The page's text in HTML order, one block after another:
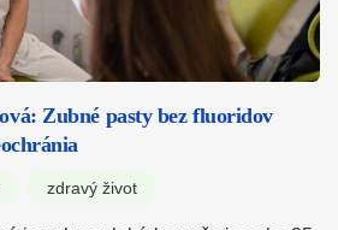
Zubné pasty bez fluoridov
zdravý život